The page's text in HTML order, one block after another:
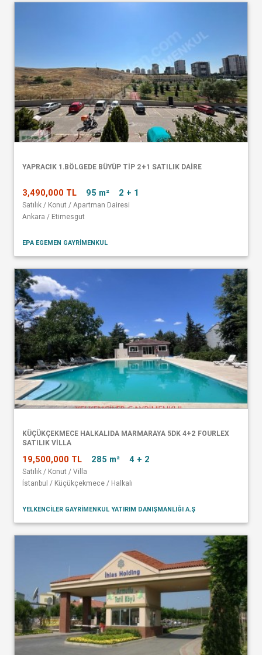
YAPRACIK 1.BÖLGEDE BÜYÜP TİP 2+1 SATILIK DAİRE
3,490,000 TL 95 m² 2 + 1
Satılık / Konut / Apartman Dairesi
Ankara / Etimesgut
EPA EGEMEN GAYRİMENKUL
KÜÇÜKÇEKMECE HALKALIDA MARMARAYA 5DK 4+2 FOURLEX
SATILIK VİLLA
19,500,000 TL 285 m² 4 + 2
Satılık / Konut / Villa
İstanbul / Küçükçekmece / Halkalı
YELKENCİLER GAYRİMENKUL YATIRIM DANIŞMANLIĞI A.Ş